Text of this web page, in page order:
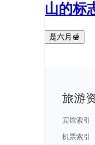
山的标
是六月🍯
旅游
宾馆索引
机票索引